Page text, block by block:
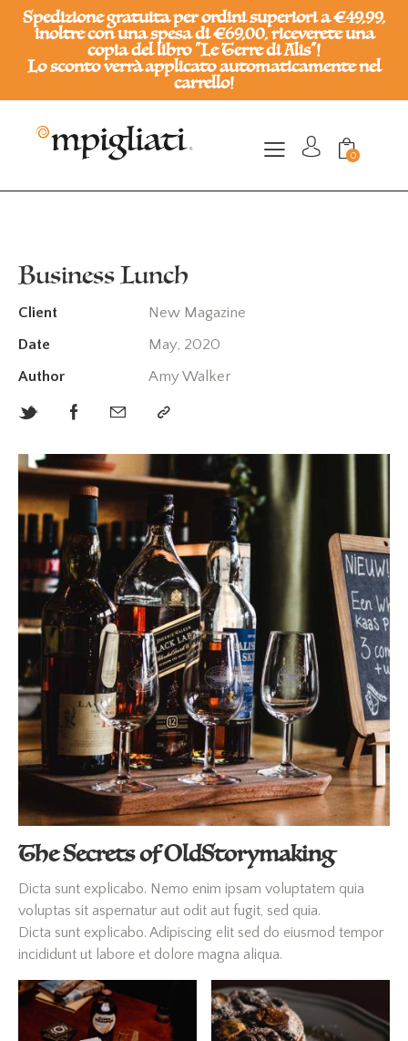
Spedizione gratuita per ordini superiori a €49,99,
inoltre con una spesa di €69,00, riceverete una
copia del libro "Le Terre di Alis"!
Lo sconto verrà applicato automaticamente nel
carrello!
0
Business Lunch
Client
New Magazine
Date
May, 2020
Author
Amy Walker
The Secrets of OldStorymaking
Dicta sunt explicabo. Nemo enim ipsam voluptatem quia
voluptas sit aspernatur aut odit aut fugit, sed quia.
Dicta sunt explicabo. Adipiscing elit sed do eiusmod tempor
incididunt ut labore et dolore magna aliqua.